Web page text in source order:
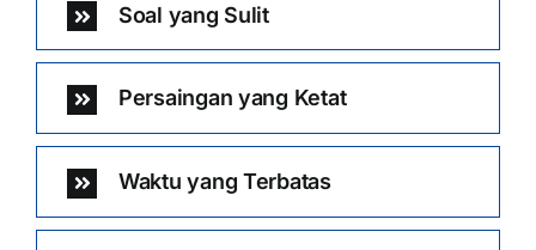
Soal yang Sulit
Persaingan yang Ketat
Waktu yang Terbatas